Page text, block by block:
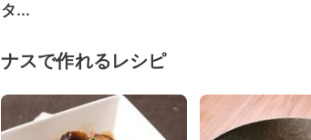
タ...
ナスで作れるレシピ